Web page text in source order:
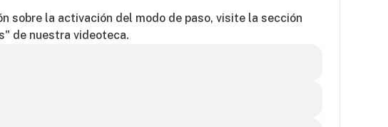
sobre la activación del modo de paso, visite la sección
de nuestra videoteca.